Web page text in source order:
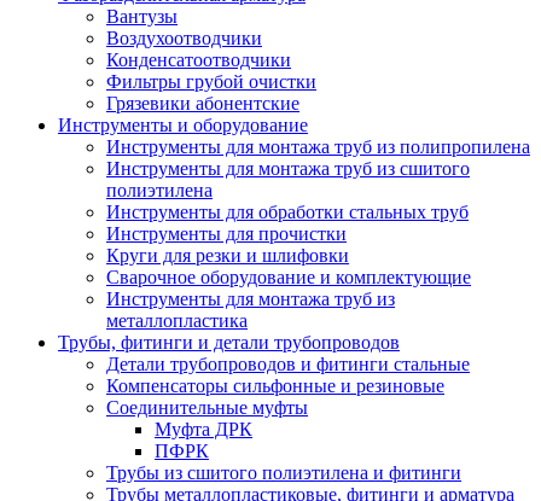
Вантузы
Воздухоотводчики
Конденсатоотводчики
Фильтры грубой очистки
Грязевики абонентские
Инструменты и оборудование
Инструменты для монтажа труб из полипропилена
Инструменты для монтажа труб из сшитого
полиэтилена
Инструменты для обработки стальных труб
Инструменты для прочистки
Круги для резки и шлифовки
Сварочное оборудование и комплектующие
Инструменты для монтажа труб из
металлопластика
Трубы, фитинги и детали трубопроводов
Детали трубопроводов и фитинги стальные
Компенсаторы сильфонные и резиновые
Соединительные муфты
Муфта ДРК
ПФРК
Трубы из сшитого полиэтилена и фитинги
Трубы металлопластиковые, фитинги и арматура